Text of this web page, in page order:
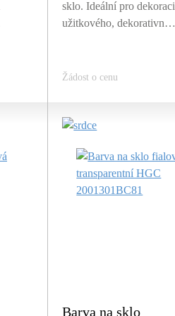
sklo. Ideální pro dekoraci
užitkového, dekorativn…
Žádost o cenu
Barva na sklo